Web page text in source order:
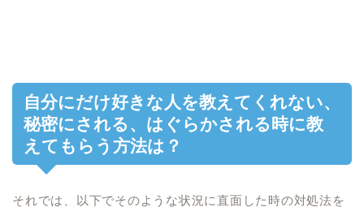
自分にだけ好きな人を教えてくれない、
秘密にされる、はぐらかされる時に教
えてもらう方法は？
それでは、以下でそのような状況に直面した時の対処法を